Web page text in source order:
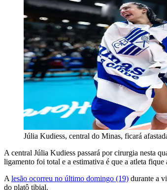
Júlia Kudiess, central do Minas, ficará
A central Júlia Kudiess passará por cirurgia nesta
ligamento foi total e a estimativa é que a atleta fique
A lesão ocorreu no último domingo (19) durante a
do platô tibial.